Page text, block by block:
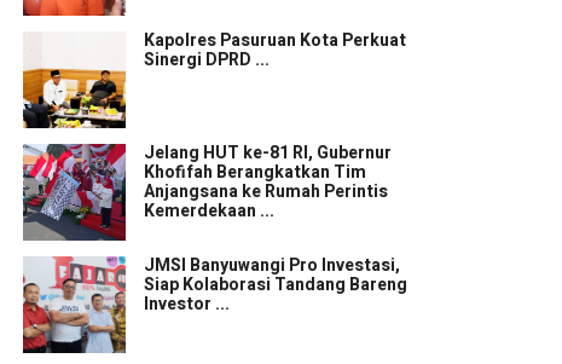
Kapolres Pasuruan Kota Perkuat
Sinergi DPRD ...
Jelang HUT ke-81 RI, Gubernur
Khofifah Berangkatkan Tim
Anjangsana ke Rumah Perintis
Kemerdekaan ...
JMSI Banyuwangi Pro Investasi,
Siap Kolaborasi Tandang Bareng
Investor ...